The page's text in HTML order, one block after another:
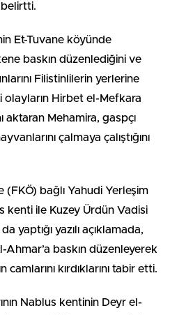
belirtti.
Et-Tuvane köyünde
baskın düzenlediğini ve
Filistinlilerin yerlerine
olayların Hirbet el-Mefkara
aktaran Mehamira, gaspçı
çalmaya çalıştığını
(FKÖ) bağlı Yahudi Yerleşim
kenti ile Kuzey Ürdün Vadisi
yaptığı yazılı açıklamada,
Ahmar’a baskın düzenleyerek
kırdıklarını tabir etti.
Nablus kentinin Deyr el-